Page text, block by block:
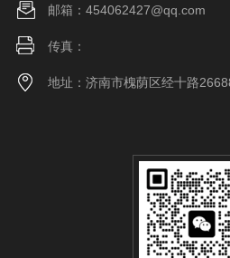
邮箱：454062427@qq.com
传真：
地址：济南市槐荫区经十路